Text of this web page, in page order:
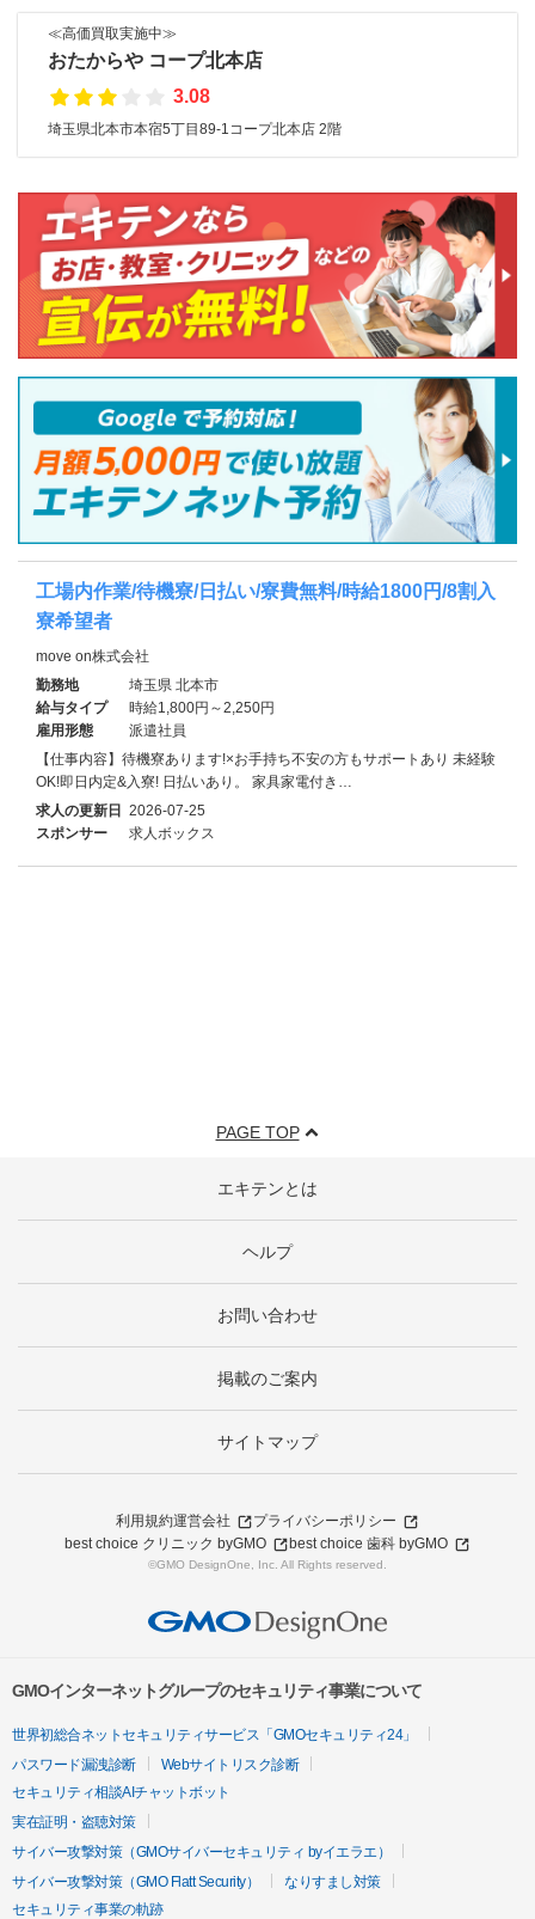
≪高価買取実施中≫
おたからや コープ北本店
3.08
埼玉県北本市本宿5丁目89-1コープ北本店 2階
工場内作業/待機寮/日払い/寮費無料/時給1800円/8割入
寮希望者
move on株式会社
勤務地
埼玉県 北本市
給与タイプ
時給1,800円～2,250円
雇用形態
派遣社員
【仕事内容】待機寮あります!×お手持ち不安の方もサポートあり 未経験
OK!即日内定&入寮! 日払いあり。 家具家電付き…
求人の更新日 2026-07-25
スポンサー
求人ボックス
PAGE TOP
エキテンとは
ヘルプ
お問い合わせ
掲載のご案内
サイトマップ
利用規約運営会社
プライバシーポリシー
best choice クリニック byGMO
best choice 歯科 byGMO
©GMO DesignOne, Inc. All Rights reserved.
GMOインターネットグループのセキュリティ事業について
世界初総合ネットセキュリティサービス「GMOセキュリティ24」
パスワード漏洩診断
Webサイトリスク診断
セキュリティ相談AIチャットボット
実在証明・盗聴対策
サイバー攻撃対策（GMOサイバーセキュリティ byイエラエ）
サイバー攻撃対策（GMO Flatt Security）
なりすまし対策
セキュリティ事業の軌跡